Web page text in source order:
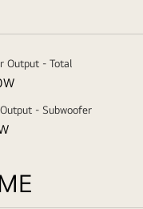
Output - Total
- Subwoofer